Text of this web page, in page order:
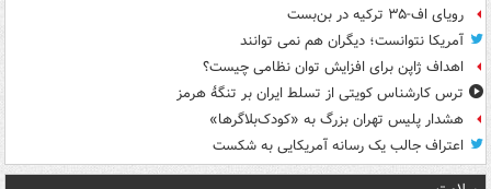
رویای اف-۳۵ ترکیه در بن‌بست
آمریکا نتوانست؛ دیگران هم نمی توانند
اهداف ژاپن برای افزایش توان نظامی چیست؟
ترس کارشناس کویتی از تسلط ایران بر تنگۀ هرمز
هشدار پلیس تهران بزرگ به «کودک‌بلاگرها»
اعتراف جالب یک رسانه آمریکایی به شکست